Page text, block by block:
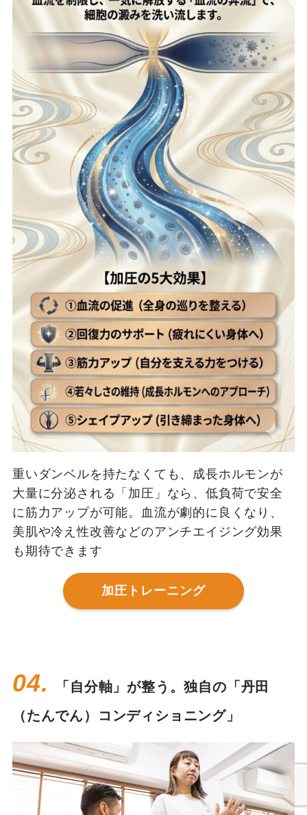
重いダンベルを持たなくても、成長ホルモンが
大量に分泌される「加圧」なら、低負荷で安全
に筋力アップが可能。血流が劇的に良くなり、
美肌や冷え性改善などのアンチエイジング効果
も期待できます
加圧トレーニング
04.
「自分軸」が整う。独自の「丹田
（たんでん）コンディショニング」